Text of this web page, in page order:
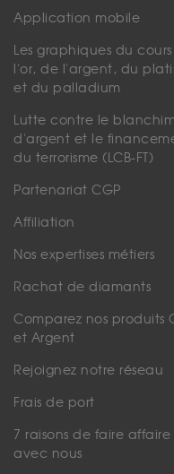
Application mobile
Les graphiques du
l'or, de l'argent, du
et du palladium
Lutte contre le
d'argent et le
du terrorisme (LCB-FT)
Partenariat CGP
Affiliation
Nos expertises métiers
Rachat de diamants
Comparez nos produits
et Argent
Rejoignez notre réseau
Frais de port
7 raisons de faire affaire
avec nous